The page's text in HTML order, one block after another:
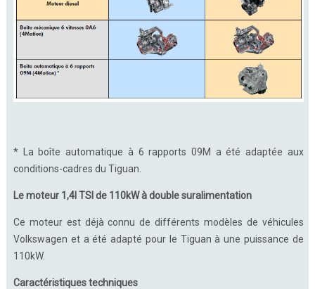
* La boîte automatique à 6 rapports 09M a été adaptée aux
conditions-cadres du Tiguan.
Le moteur 1,4l TSI de 110kW à double suralimentation
Ce moteur est déjà connu de différents modèles de véhicules
Volkswagen et a été adapté pour le Tiguan à une puissance de
110kW.
Caractéristiques techniques